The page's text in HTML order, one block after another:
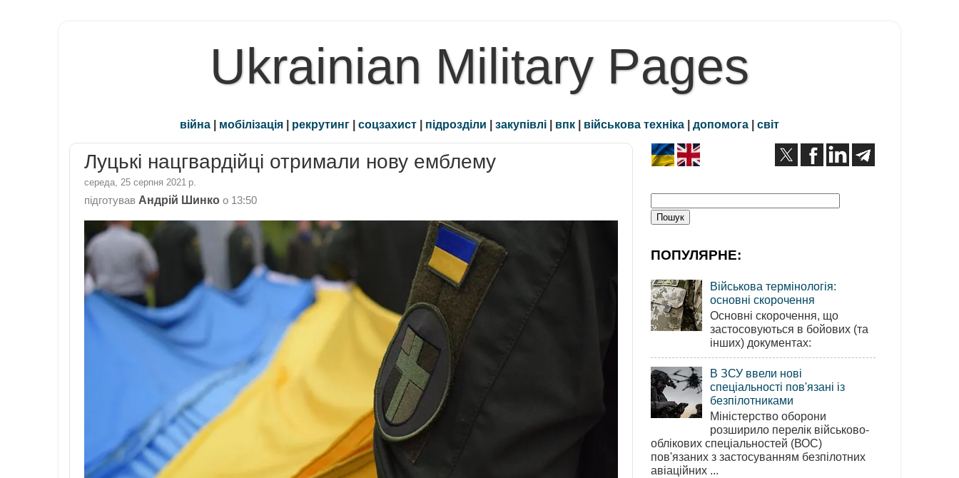
Ukrainian Military Pages
війна | мобілізація | рекрутинг | соцзахист | підрозділи | закупівлі | впк | військова техніка | допомога | світ
Луцькі нацгвардійці отримали нову емблему
середа, 25 серпня 2021 р.
підготував Андрій Шинко о 13:50
ПОПУЛЯРНЕ:
Військова термінологія:
основні скорочення
Основні скорочення, що
застосовуються в бойових (та
інших) документах:
В ЗСУ ввели нові
спеціальності пов'язані із
безпілотниками
Міністерство оборони
розширило перелік військово-
облікових спеціальностей (ВОС)
пов'язаних з застосуванням безпілотних
авіаційних ...